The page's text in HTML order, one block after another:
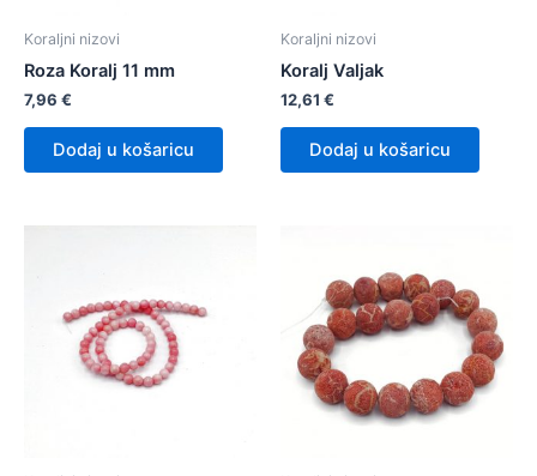
Koraljni nizovi
Roza Koralj 11 mm
7,96 €
Dodaj u košaricu
Koraljni nizovi
Koralj Valjak
12,61 €
Dodaj u košaricu